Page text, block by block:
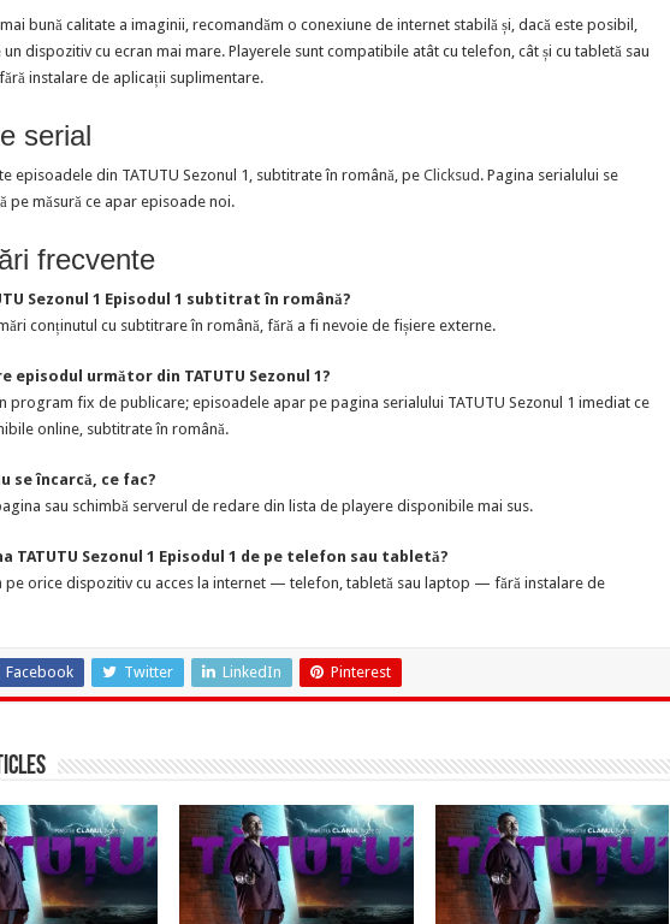
bună calitate a imaginii, recomandăm o conexiune de internet stabilă și, dacă este posibil,
dispozitiv cu ecran mai mare. Playerele sunt compatibile atât cu telefon, cât și cu tabletă sau
instalare de aplicații suplimentare.
serial
episoadele din TATUTU Sezonul 1, subtitrate în română, pe Clicksud . Pagina serialului se
pe măsură ce apar episoade noi.
frecvente
Sezonul 1 Episodul 1 subtitrat în română?
conținutul cu subtitrare în română, fără a fi nevoie de fișiere externe.
episodul următor din TATUTU Sezonul 1?
program fix de publicare; episoadele apar pe pagina serialului TATUTU Sezonul 1 imediat ce
online, subtitrate în română.
se încarcă, ce fac?
sau schimbă serverul de redare din lista de playere disponibile mai sus.
TATUTU Sezonul 1 Episodul 1 de pe telefon sau tabletă?
pe orice dispozitiv cu acces la internet — telefon, tabletă sau laptop — fără instalare de
Facebook Twitter LinkedIn Pinterest